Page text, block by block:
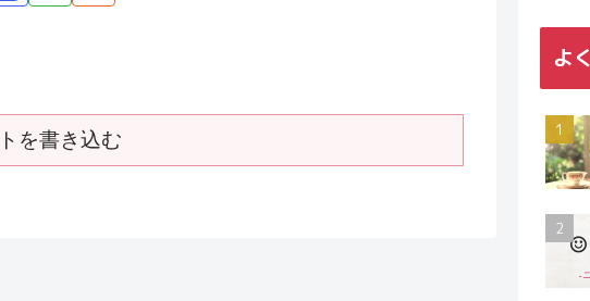
を書き込む
よ